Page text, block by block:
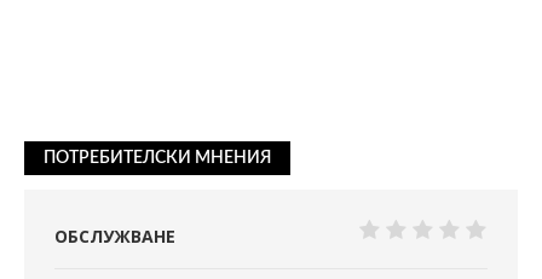
ПОТРЕБИТЕЛСКИ МНЕНИЯ
ОБСЛУЖВАНЕ